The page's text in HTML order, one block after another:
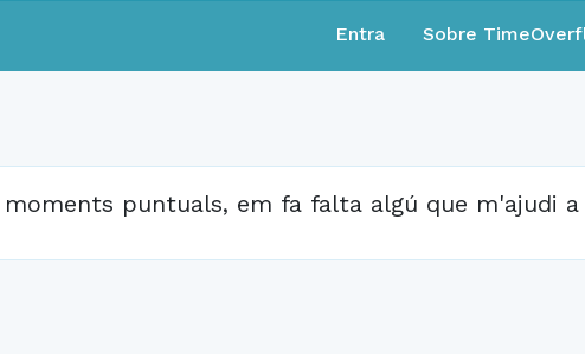
Entra Sobre
moments puntuals, em fa falta algú que m'ajudi a